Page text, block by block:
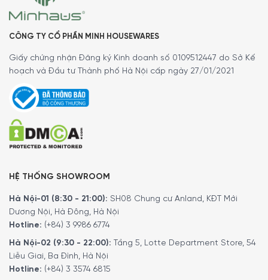
CÔNG TY CỔ PHẦN MINH HOUSEWARES
Giấy chứng nhận Đăng ký Kinh doanh số 0109512447 do Sở Kế
hoạch và Đầu tư Thành phố Hà Nội cấp ngày 27/01/2021
HỆ THỐNG SHOWROOM
Hà Nội-01 (8:30 - 21:00): SH08 Chung cư Anland, KĐT Mới
Dương Nội, Hà Đông, Hà Nội
Hotline: (+84) 3 9986 6774
Hà Nội-02 (9:30 - 22:00): Tầng 5, Lotte Department Store, 54
Liễu Giai, Ba Đình, Hà Nội
Hotline: (+84) 3 3574 6815